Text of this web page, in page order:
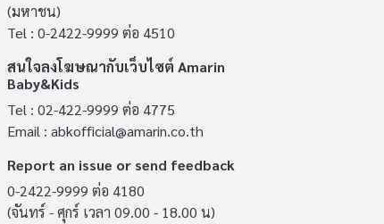
(มหาชน)
Tel : 0-2422-9999 ต่อ 4510
สนใจลงโฆษณากับเว็บไซต์ Amarin
Baby&Kids
Tel : 02-422-9999 ต่อ 4775
Email : abkofficial@amarin.co.th
Report an issue or send feedback
0-2422-9999 ต่อ 4180
(จันทร์ - ศุกร์ เวลา 09.00 - 18.00 น)